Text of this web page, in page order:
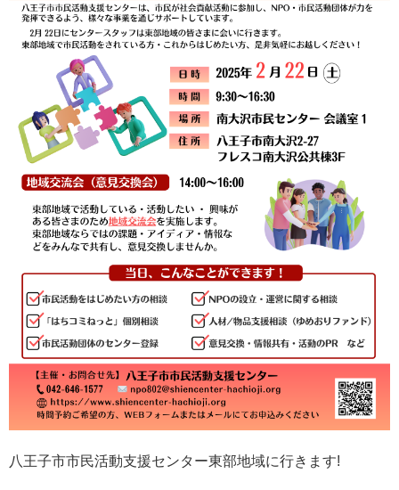
八王子市市民活動支援センター東部地域に行きます!